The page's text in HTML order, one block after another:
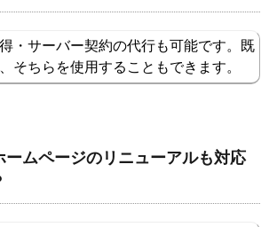
・サーバー契約の代行も可能です。既
そちらを使用することもできます。
ームページのリニューアルも対応